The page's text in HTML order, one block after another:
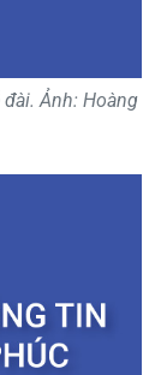
Ảnh: Hoàng